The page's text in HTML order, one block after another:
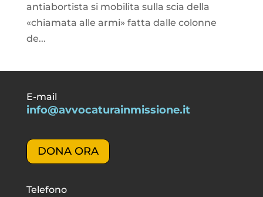
antiabortista si mobilita sulla scia della
«chiamata alle armi» fatta dalle colonne
de...
E-mail
info@avvocaturainmissione.it
DONA ORA
Telefono